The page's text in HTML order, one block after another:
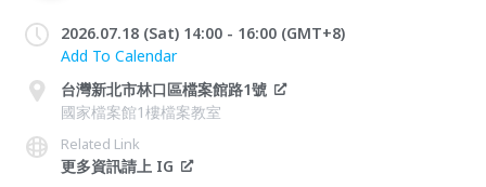
2026.07.18 (Sat) 14:00 - 16:00 (GMT+8)
Add To Calendar
台灣新北市林口區檔案館路1號
國家檔案館1樓檔案教室
Related Link
更多資訊請上 IG